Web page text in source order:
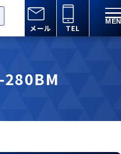
メール TEL
280BM